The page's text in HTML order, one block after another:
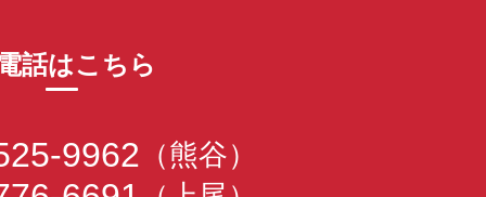
話はこちら
9962 （熊谷）